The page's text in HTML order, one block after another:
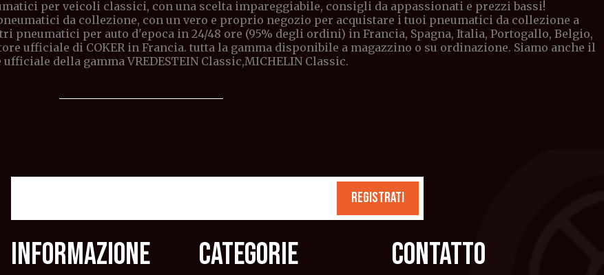
per veicoli classici, con una scelta impareggiabile, consigli da appassionati e prezzi bassi!
da collezione, con un vero e proprio negozio per acquistare i tuoi pneumatici da collezione a
pneumatici per auto d'epoca in 24/48 ore (95% degli ordini) in Francia, Spagna, Italia, Portogallo, Belgio,
ufficiale di COKER in Francia. tutta la gamma disponibile a magazzino o su ordinazione. Siamo anche il
della gamma VREDESTEIN Classic,MICHELIN Classic.
REGISTRATI
INFORMAZIONE CATEGORIE CONTATTO